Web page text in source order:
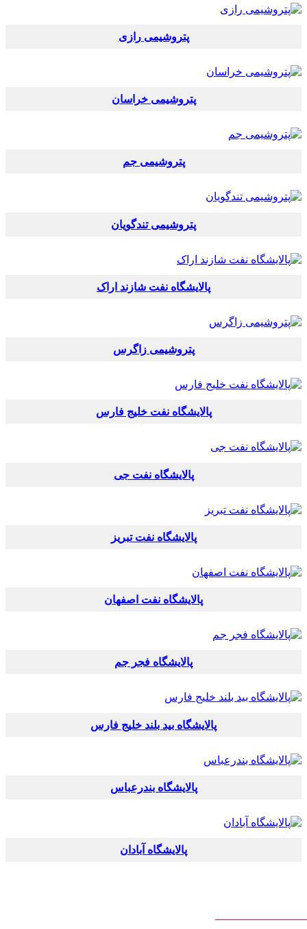
پتروشیمی رازی
پتروشیمی خراسان
پتروشیمی جم
پتروشیمی تندگویان
پالایشگاه نفت شازند اراک
پتروشیمی زاگرس
پالایشگاه نفت خلیج فارس
پالایشگاه نفت جی
پالایشگاه نفت تبریز
پالایشگاه نفت اصفهان
پالایشگاه فجر جم
پالایشگاه بید بلند خلیج فارس
پالایشگاه بندرعباس
پالایشگاه آبادان